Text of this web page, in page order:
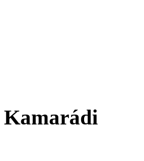
Kamarádi